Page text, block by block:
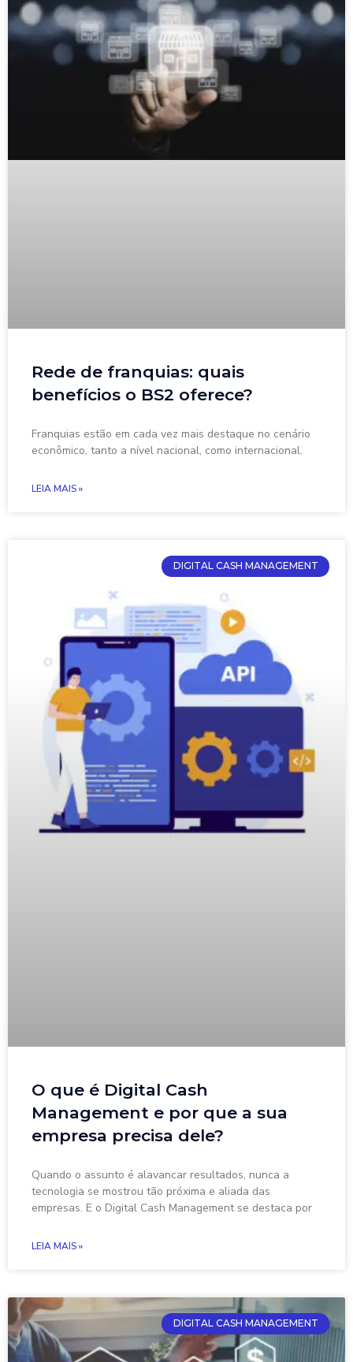
Rede de franquias: quais
benefícios o BS2 oferece?
Franquias estão em cada vez mais destaque no cenário
econômico, tanto a nível nacional, como internacional.
LEIA MAIS »
DIGITAL CASH MANAGEMENT
O que é Digital Cash
Management e por que a sua
empresa precisa dele?
Quando o assunto é alavancar resultados, nunca a
tecnologia se mostrou tão próxima e aliada das
empresas. E o Digital Cash Management se destaca por
LEIA MAIS »
DIGITAL CASH MANAGEMENT